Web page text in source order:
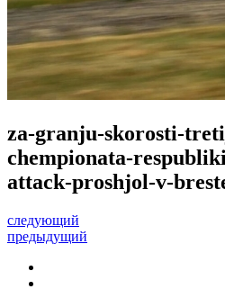
za-granju-skorosti-
chempionata-
attack-proshjol-v-
следующий
предыдущий